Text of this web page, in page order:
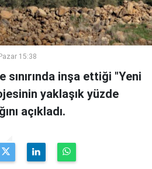
15:38
inşa ettiği "Yeni
yaklaşık yüzde
açıkladı.